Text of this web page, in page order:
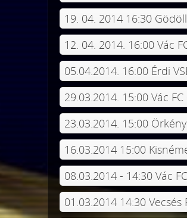
19. 04. 2014 16:30
12. 04. 2014. 16:00 Vác
05.04.2014. 16:00 Érdi
29.03.2014. 15:00 Vác
23.03.2014. 15:00
16.03.2014 15:00
08.03.2014 - 14:30 Vác
01.03.2014 14:30 Vecsés